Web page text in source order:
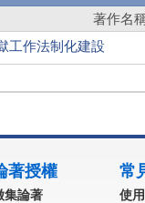
著作名
工作法制化建設
著授權
集論著
常
使